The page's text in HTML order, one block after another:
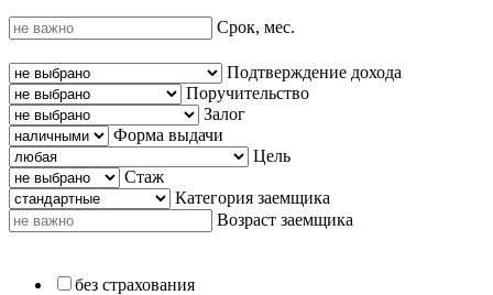
Срок, мес.
Подтверждение дохода
Поручительство
Залог
Форма выдачи
Цель
Стаж
Категория заемщика
Возраст заемщика
без страхования